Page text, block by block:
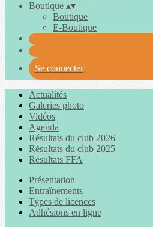
Boutique ▴▾
Boutique
E-Boutique
Se connecter
Actualités
Galeries photo
Vidéos
Agenda
Résultats du club 2026
Résultats du club 2025
Résultats FFA
Présentation
Entraînements
Types de licences
Adhésions en ligne